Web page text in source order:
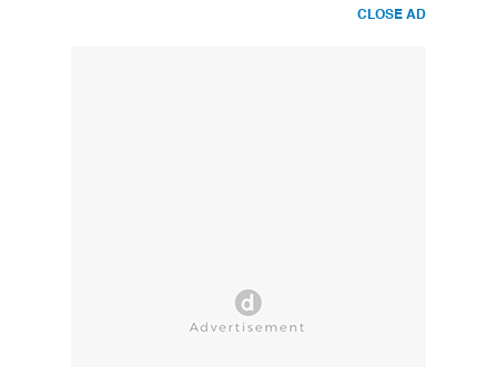
CLOSE AD